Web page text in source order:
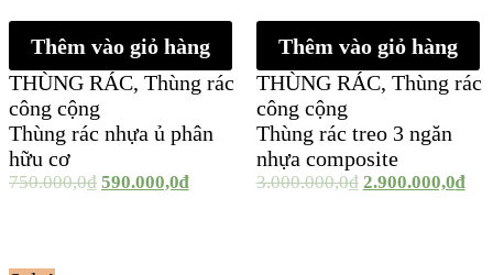
Thêm vào giỏ hàng
THÙNG RÁC, Thùng rác
công cộng
Thùng rác nhựa ủ phân
hữu cơ
750.000,0₫ 590.000,0₫
Thêm vào giỏ hàng
THÙNG RÁC, Thùng rác
công cộng
Thùng rác treo 3 ngăn
nhựa composite
3.000.000,0₫ 2.900.000,0₫